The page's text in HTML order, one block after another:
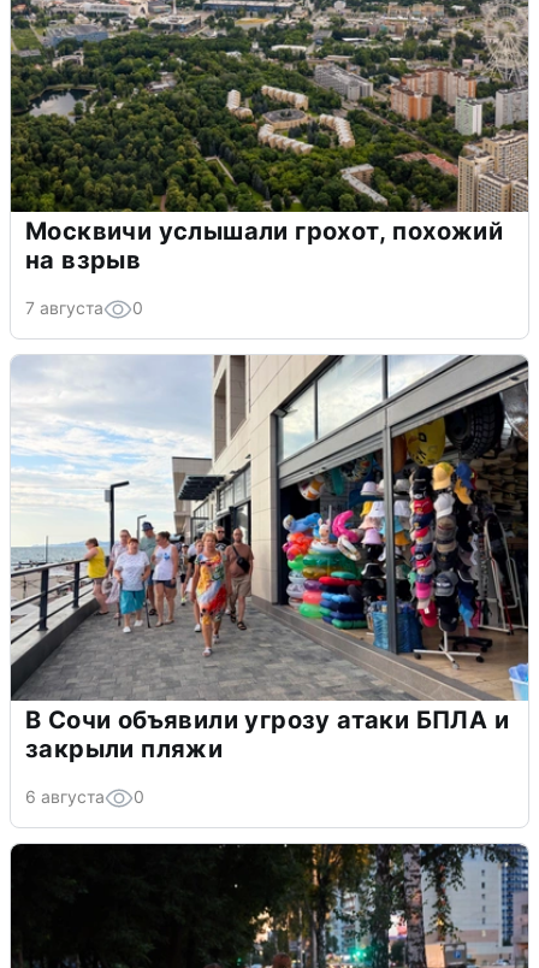
Москвичи услышали грохот, похожий
на взрыв
7 августа 0
В Сочи объявили угрозу атаки БПЛА и
закрыли пляжи
6 августа 0